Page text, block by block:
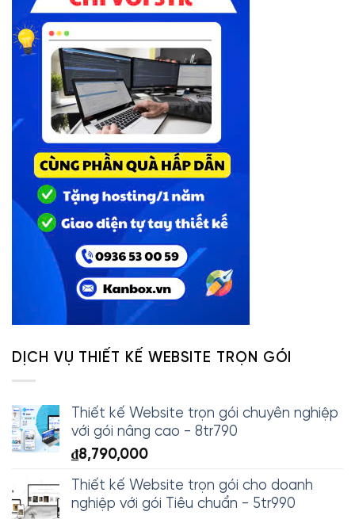
DỊCH VỤ THIẾT KẾ WEBSITE TRỌN GÓI
Thiết kế Website trọn gói chuyên nghiệp
với gói nâng cao - 8tr790
₫8,790,000
Thiết kế Website trọn gói cho doanh
nghiệp với gói Tiêu chuẩn - 5tr990